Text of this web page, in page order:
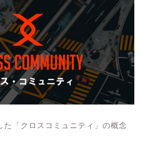
た「クロスコミュニティ」の概念